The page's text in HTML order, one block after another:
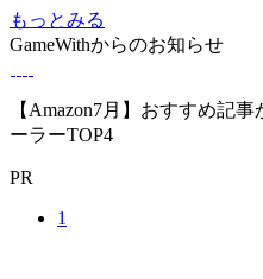
もっとみる
GameWithからのお知らせ
【Amazon7月】おすすめ記
ーラーTOP4
PR
1